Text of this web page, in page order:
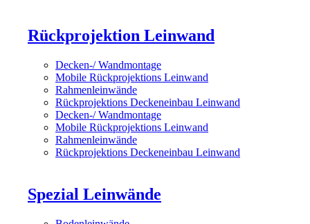
Rückprojektion Leinwand
Decken-/ Wandmontage
Mobile Rückprojektions Leinwand
Rahmenleinwände
Rückprojektions Deckeneinbau Leinwand
Decken-/ Wandmontage
Mobile Rückprojektions Leinwand
Rahmenleinwände
Rückprojektions Deckeneinbau Leinwand
Spezial Leinwände